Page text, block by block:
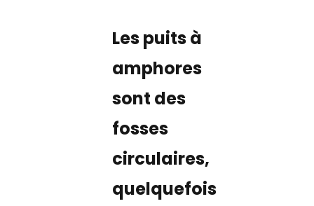
Les puits à
amphores
sont des
fosses
circulaires,
quelquefois